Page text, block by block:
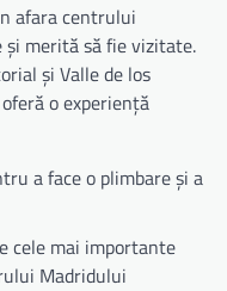
afara centrului
merită să fie vizitate.
și Valle de los
o experiență
a face o plimbare și a
cele mai importante
Madridului